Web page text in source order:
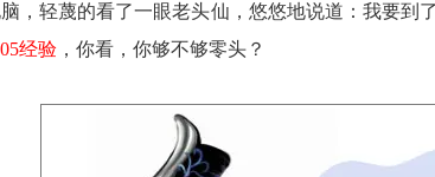
轻蔑的看了一眼老头仙，悠悠地说道：我要到了
经验 ，你看，你够不够零头？